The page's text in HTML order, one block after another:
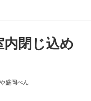
内閉じ込め
盛岡べん